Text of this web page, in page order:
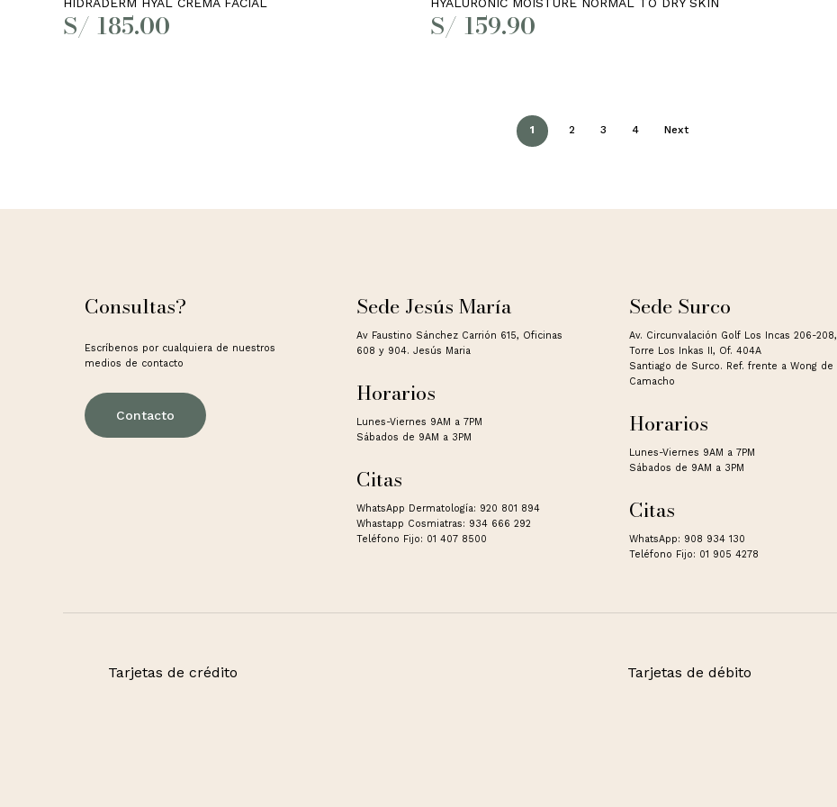
HIDRADERM HYAL CREMA FACIAL
S/ 185.00
HYALURONIC MOISTURE NORMAL TO DRY SKIN
S/ 159.90
1 2 3 4 Next
Consultas?
Escríbenos por cualquiera de nuestros
medios de contacto
Contacto
Sede Jesús María
Av Faustino Sánchez Carrión 615, Oficinas
608 y 904. Jesús Maria
Horarios
Lunes-Viernes 9AM a 7PM
Sábados de 9AM a 3PM
Citas
WhatsApp Dermatología: 920 801 894
Whastapp Cosmiatras: 934 666 292
Teléfono Fijo: 01 407 8500
Sede Surco
Av. Circunvalación Golf Los Incas 206-208,
Torre Los Inkas II, Of. 404A
Santiago de Surco. Ref. frente a Wong de
Camacho
Horarios
Lunes-Viernes 9AM a 7PM
Sábados de 9AM a 3PM
Citas
WhatsApp: 908 934 130
Teléfono Fijo: 01 905 4278
Tarjetas de crédito Tarjetas de débito